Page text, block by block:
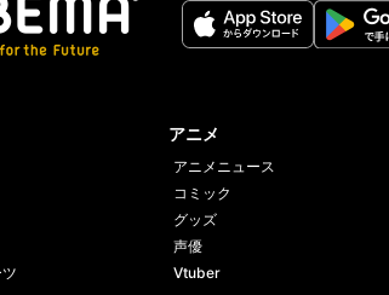
アニメ
アニメニュース
コミック
グッズ
声優
Vtuber